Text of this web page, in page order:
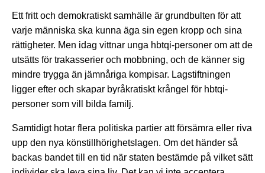
Ett fritt och demokratiskt samhälle är grundbulten för att
varje människa ska kunna äga sin egen kropp och sina
rättigheter. Men idag vittnar unga hbtqi-personer om att de
utsätts för trakasserier och mobbning, och de känner sig
mindre trygga än jämnåriga kompisar. Lagstiftningen
ligger efter och skapar byråkratiskt krångel för hbtqi-
personer som vill bilda familj.
Samtidigt hotar flera politiska partier att försämra eller riva
upp den nya könstillhörighetslagen. Om det händer så
backas bandet till en tid när staten bestämde på vilket sätt